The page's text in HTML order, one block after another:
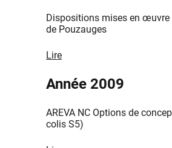
Dispositions mises en œuvre
de Pouzauges
Lire
​Année 2009
AREVA NC Options de
colis S5)